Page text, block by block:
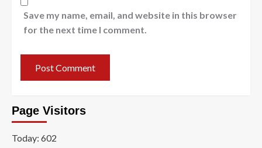
Save my name, email, and website in this browser
for the next time I comment.
Page Visitors
Today: 602